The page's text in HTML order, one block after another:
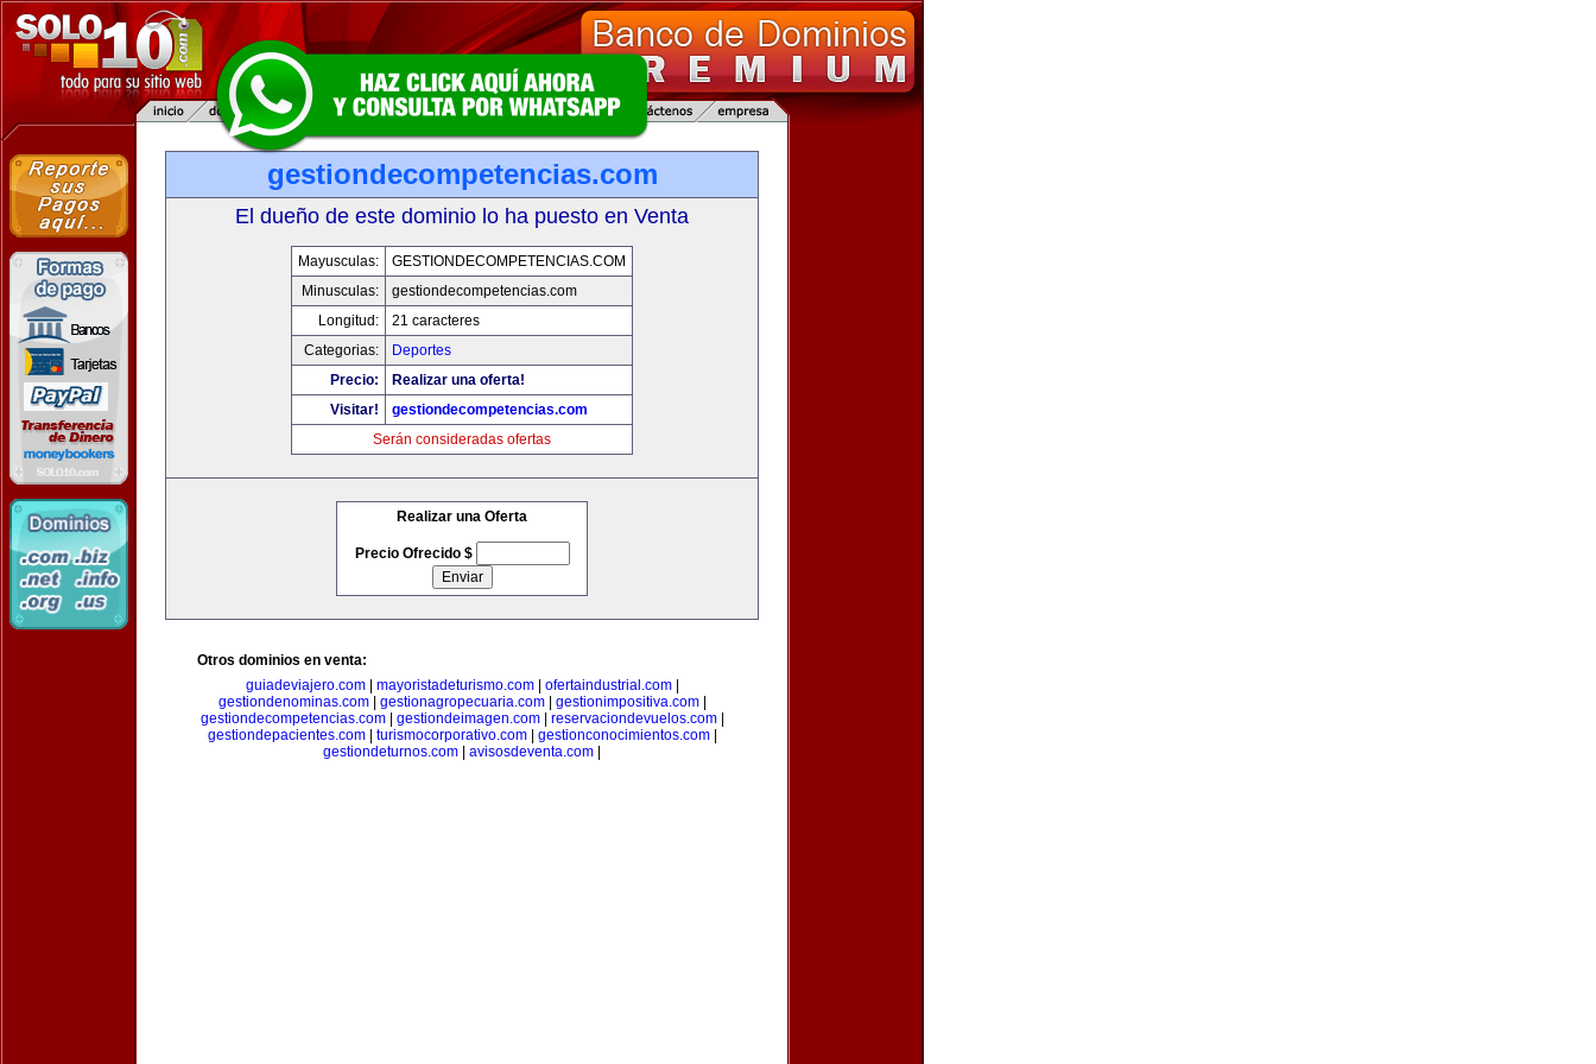
gestiondecompetencias.com
El dueño de este dominio lo ha puesto en Venta
Mayusculas:
GESTIONDECOMPETENCIAS.COM
Minusculas:
gestiondecompetencias.com
Longitud:
21 caracteres
Categorias:
Deportes
Precio:
Realizar una oferta!
Visitar!
gestiondecompetencias.com
Serán consideradas ofertas
Realizar una Oferta
Precio Ofrecido $
Otros dominios en venta:
guiadeviajero.com| mayoristadeturismo.com| ofertaindustrial.com|
gestiondenominas.com| gestionagropecuaria.com| gestionimpositiva.com|
gestiondecompetencias.com| gestiondeimagen.com| reservaciondevuelos.com|
gestiondepacientes.com| turismocorporativo.com| gestionconocimientos.com|
gestiondeturnos.com
avisosdeventa.com